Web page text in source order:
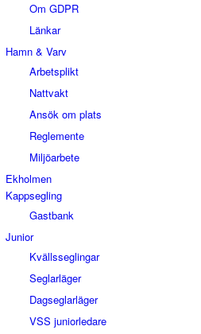
Om GDPR
Länkar
Hamn & Varv
Arbetsplikt
Nattvakt
Ansök om plats
Reglemente
Miljöarbete
Ekholmen
Kappsegling
Gastbank
Junior
Kvällsseglingar
Seglarläger
Dagseglarläger
VSS juniorledare